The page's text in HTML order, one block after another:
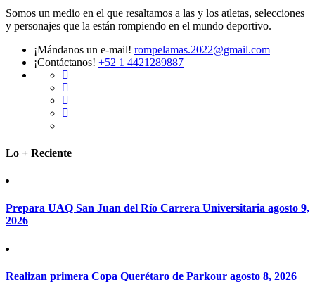
Somos un medio en el que resaltamos a las y los atletas, selecciones
y personajes que la están rompiendo en el mundo deportivo.
¡Mándanos un e-mail! rompelamas.2022@gmail.com
¡Contáctanos! +52 1 4421289887
Lo + Reciente
Prepara UAQ San Juan del Río Carrera Universitaria agosto 9,
2026
Realizan primera Copa Querétaro de Parkour agosto 8, 2026